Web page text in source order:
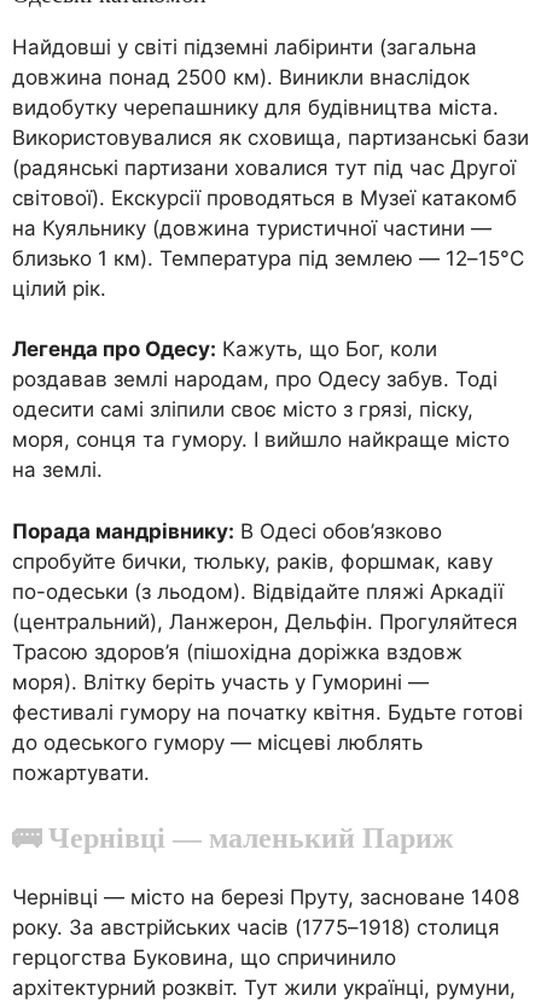
Найдовші у світі підземні лабіринти (загальна
довжина понад 2500 км). Виникли внаслідок
видобутку черепашнику для будівництва міста.
Використовувалися як сховища, партизанські бази
(радянські партизани ховалися тут під час Другої
світової). Екскурсії проводяться в Музеї катакомб
на Куяльнику (довжина туристичної частини —
близько 1 км). Температура під землею — 12–15°C
цілий рік.
Легенда про Одесу: Кажуть, що Бог, коли
роздавав землі народам, про Одесу забув. Тоді
одесити самі зліпили своє місто з грязі, піску,
моря, сонця та гумору. І вийшло найкраще місто
на землі.
Порада мандрівнику: В Одесі обов’язково
спробуйте бички, тюльку, раків, форшмак, каву
по-одеськи (з льодом). Відвідайте пляжі Аркадії
(центральний), Ланжерон, Дельфін. Прогуляйтеся
Трасою здоров’я (пішохідна доріжка вздовж
моря). Влітку беріть участь у Гуморині —
фестивалі гумору на початку квітня. Будьте готові
до одеського гумору — місцеві люблять
пожартувати.
🚌 Чернівці — маленький Париж
Чернівці — місто на березі Пруту, засноване 1408
року. За австрійських часів (1775–1918) столиця
герцогства Буковина, що спричинило
архітектурний розквіт. Тут жили українці, румуни,